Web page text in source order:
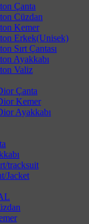
Çanta
Cüzdan
Kemer
Erkek(Unisek)
Sırt Çantası
Ayakkabı
Valiz
Çanta
Kemer
Ayakkabı
tracksuit
Jacket